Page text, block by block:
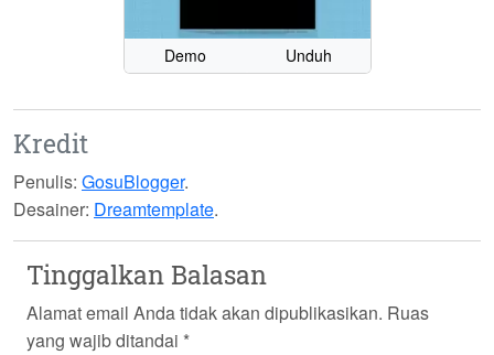
Demo Unduh
Kredit
Penulis: GosuBlogger.
Desainer: Dreamtemplate.
Tinggalkan Balasan
Alamat email Anda tidak akan dipublikasikan. Ruas
yang wajib ditandai *